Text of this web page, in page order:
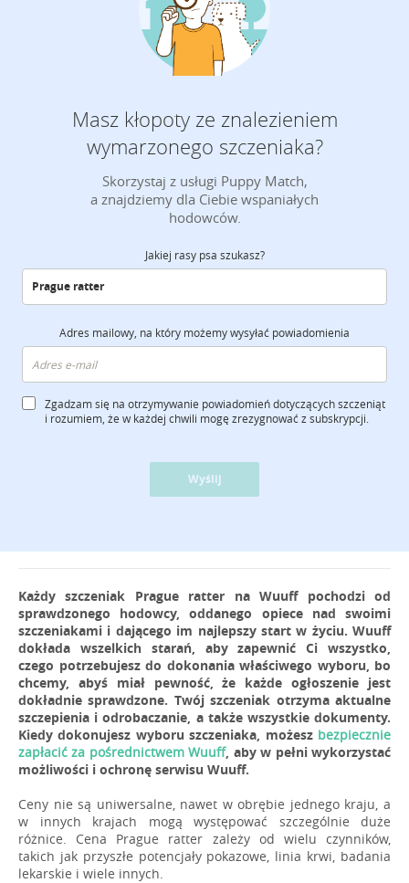
Masz kłopoty ze znalezieniem
wymarzonego szczeniaka?
Skorzystaj z usługi Puppy Match,
a znajdziemy dla Ciebie wspaniałych
hodowców.
Jakiej rasy psa szukasz?
Adres mailowy, na który możemy wysyłać powiadomienia
Zgadzam się na otrzymywanie powiadomień dotyczących szczeniąt
i rozumiem, że w każdej chwili mogę zrezygnować z subskrypcji.
Wyślij
Każdy szczeniak Prague ratter na Wuuff pochodzi od
sprawdzonego hodowcy, oddanego opiece nad swoimi
szczeniakami i dającego im najlepszy start w życiu. Wuuff
dokłada wszelkich starań, aby zapewnić Ci wszystko,
czego potrzebujesz do dokonania właściwego wyboru, bo
chcemy, abyś miał pewność, że każde ogłoszenie jest
dokładnie sprawdzone. Twój szczeniak otrzyma aktualne
szczepienia i odrobaczanie, a także wszystkie dokumenty.
Kiedy dokonujesz wyboru szczeniaka, możesz bezpiecznie
zapłacić za pośrednictwem Wuuff, aby w pełni wykorzystać
możliwości i ochronę serwisu Wuuff.
Ceny nie są uniwersalne, nawet w obrębie jednego kraju, a
w innych krajach mogą występować szczególnie duże
różnice. Cena Prague ratter zależy od wielu czynników,
takich jak przyszłe potencjały pokazowe, linia krwi, badania
lekarskie i wiele innych.